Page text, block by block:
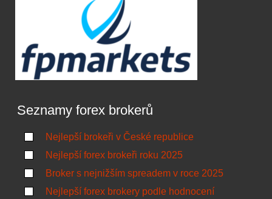
Seznamy forex brokerů
Nejlepší brokeři v České republice
Nejlepší forex brokeři roku 2025
Broker s nejnižším spreadem v roce 2025
Nejlepší forex brokery podle hodnocení